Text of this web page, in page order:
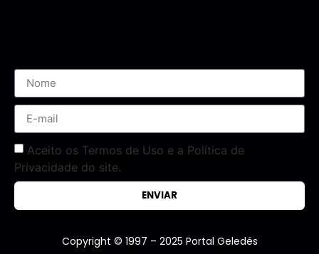
Aceito os Termos de Uso e a Política de
Privacidade do site.
ENVIAR
Copyright © 1997 – 2025 Portal Geledés